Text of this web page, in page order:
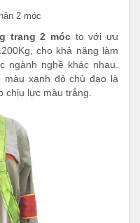
2 móc
trang 2 móc to với ưu
cho khả năng làm
ngành nghề khác nhau.
xanh đỏ chủ đạo là
chịu lực màu trắng.